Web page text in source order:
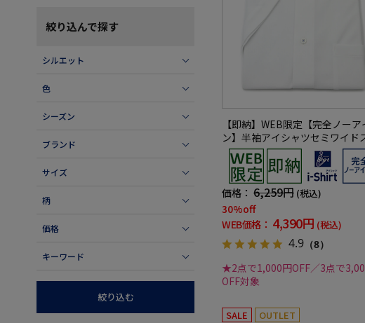
絞り込んで探す
シルエット
色
シーズン
ブランド
サイズ
柄
価格
キーワード
絞り込む
【即納】WEB限定【完全ノーア
ン】半袖アイシャツセミワイド
レッチ織柄無地i-shirtワイシャ
夏
価格： 6,259円 (税込)
30%off
WEB価格： 4,390円 (税込)
4.9 （8）
★2点で1,000円OFF／3点で
OFF対象
SALE OUTLET